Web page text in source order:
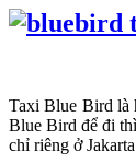
Taxi Blue Bird là
Blue Bird để đi
chỉ riêng ở